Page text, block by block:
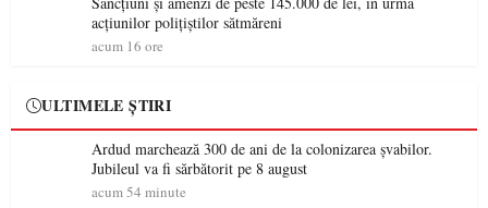
acțiunilor polițiștilor sătmăreni
acum 16 ore
ULTIMELE ȘTIRI
Ardud marchează 300 de ani de la colonizarea șvabilor.
Jubileul va fi sărbătorit pe 8 august
acum 54 minute